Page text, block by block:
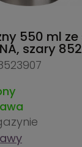
550 ml ze
szary